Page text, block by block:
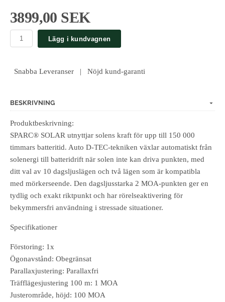
3899,00 SEK
Lägg i kundvagnen
Snabba Leveranser | Nöjd kund-garanti
BESKRIVNING
Produktbeskrivning:
SPARC® SOLAR utnyttjar solens kraft för upp till 150 000
timmars batteritid. Auto D-TEC-tekniken växlar automatiskt från
solenergi till batteridrift när solen inte kan driva punkten, med
ditt val av 10 dagsljuslägen och två lägen som är kompatibla
med mörkerseende. Den dagsljusstarka 2 MOA-punkten ger en
tydlig och exakt riktpunkt och har rörelseaktivering för
bekymmersfri användning i stressade situationer.
Specifikationer
Förstoring: 1x
Ögonavstånd: Obegränsat
Parallaxjustering: Parallaxfri
Träfflägesjustering 100 m: 1 MOA
Justerområde, höjd: 100 MOA